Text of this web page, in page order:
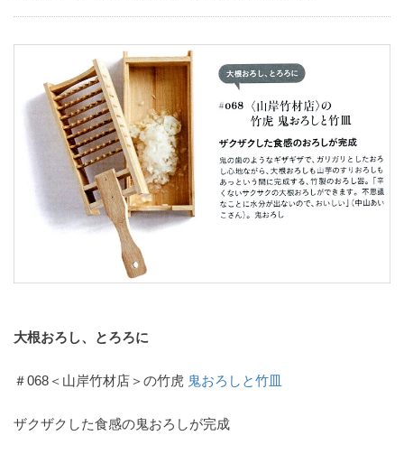
大根おろし、とろろに
＃068＜山岸竹材店＞の竹虎 鬼おろしと竹皿
ザクザクした食感の鬼おろしが完成